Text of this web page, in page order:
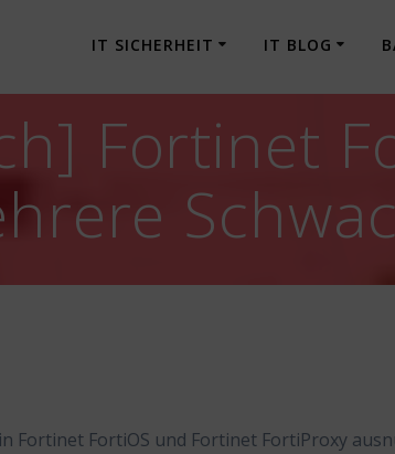
IT SICHERHEIT IT BLOG
Fortinet
Fortinet FortiOS und Fortinet FortiProxy